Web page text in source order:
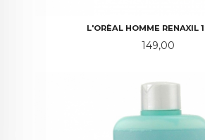
L'ORÈAL HOMME RENAXIL
Pris
149,00